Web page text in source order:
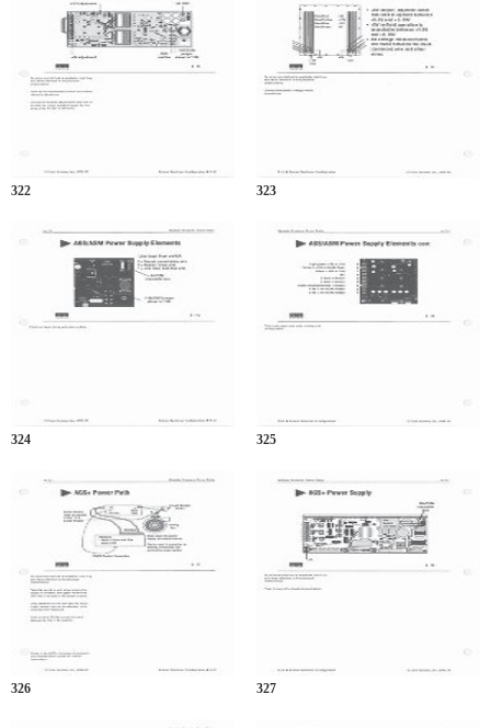
322 323
324 325
326 327